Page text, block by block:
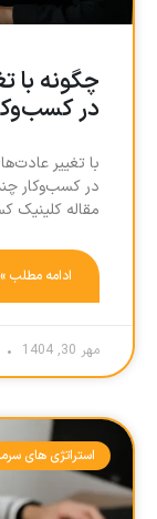
چگونه با
در
با تغییر
در کسب‌وکار
مقاله کلینیک
ادامه مطلب »
مهر 30, 1404
استراتژی های